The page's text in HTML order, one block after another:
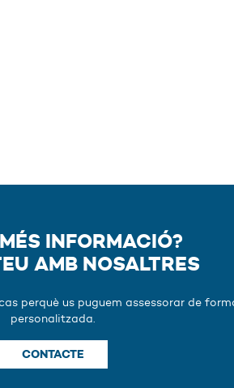
INFORMACIÓ?
AMB NOSALTRES
perquè us puguem assessorar de
personalitzada.
CONTACTE